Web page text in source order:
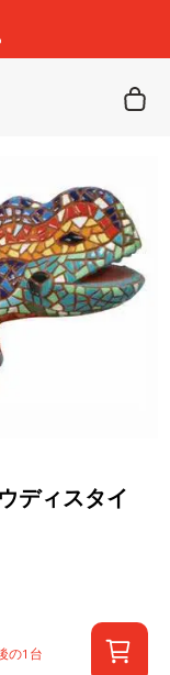
ディスタイ
の1台